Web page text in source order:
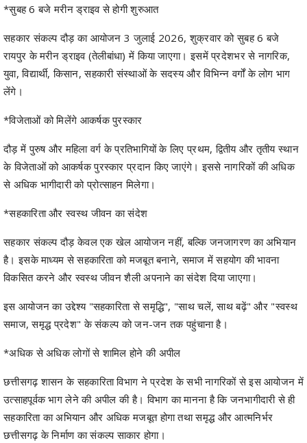
*सुबह 6 बजे मरीन ड्राइव से होगी शुरुआत
सहकार संकल्प दौड़ का आयोजन 3 जुलाई 2026, शुक्रवार को सुबह 6 बजे
रायपुर के मरीन ड्राइव (तेलीबांधा) में किया जाएगा। इसमें प्रदेशभर से नागरिक,
युवा, विद्यार्थी, किसान, सहकारी संस्थाओं के सदस्य और विभिन्न वर्गों के लोग भाग
लेंगे।
*विजेताओं को मिलेंगे आकर्षक पुरस्कार
दौड़ में पुरुष और महिला वर्ग के प्रतिभागियों के लिए प्रथम, द्वितीय और तृतीय स्थान
के विजेताओं को आकर्षक पुरस्कार प्रदान किए जाएंगे। इससे नागरिकों की अधिक
से अधिक भागीदारी को प्रोत्साहन मिलेगा।
*सहकारिता और स्वस्थ जीवन का संदेश
सहकार संकल्प दौड़ केवल एक खेल आयोजन नहीं, बल्कि जनजागरण का अभियान
है। इसके माध्यम से सहकारिता को मजबूत बनाने, समाज में सहयोग की भावना
विकसित करने और स्वस्थ जीवन शैली अपनाने का संदेश दिया जाएगा।
इस आयोजन का उद्देश्य "सहकारिता से समृद्धि", "साथ चलें, साथ बढ़ें" और "स्वस्थ
समाज, समृद्ध प्रदेश" के संकल्प को जन-जन तक पहुंचाना है।
*अधिक से अधिक लोगों से शामिल होने की अपील
छत्तीसगढ़ शासन के सहकारिता विभाग ने प्रदेश के सभी नागरिकों से इस आयोजन में
उत्साहपूर्वक भाग लेने की अपील की है। विभाग का मानना है कि जनभागीदारी से ही
सहकारिता का अभियान और अधिक मजबूत होगा तथा समृद्ध और आत्मनिर्भर
छत्तीसगढ़ के निर्माण का संकल्प साकार होगा।